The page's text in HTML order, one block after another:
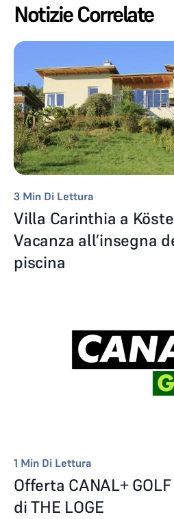
Notizie Correlate
3 Min Di Lettura
Villa Carinthia a
Vacanza all’insegna
piscina
1 Min Di Lettura
Offerta CANAL+
di THE LOGE